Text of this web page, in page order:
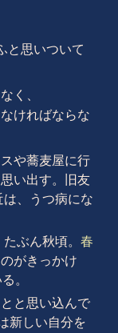
と思いついて
く、
ければならな
や蕎麦屋に行
い出す。旧友
は、うつ病にな
たぶん秋頃。 春
がきっかけ
。
と思い込んで
新しい自分を